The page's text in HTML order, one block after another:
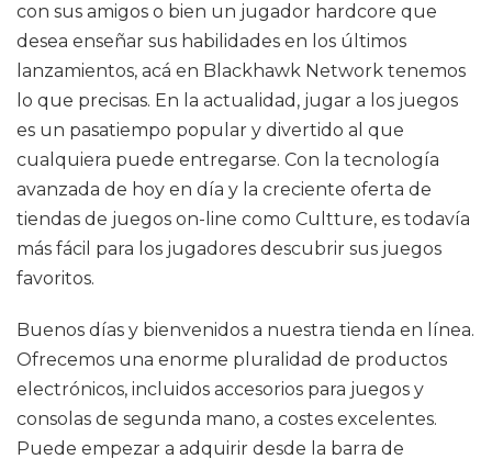
con sus amigos o bien un jugador hardcore que
desea enseñar sus habilidades en los últimos
lanzamientos, acá en Blackhawk Network tenemos
lo que precisas. En la actualidad, jugar a los juegos
es un pasatiempo popular y divertido al que
cualquiera puede entregarse. Con la tecnología
avanzada de hoy en día y la creciente oferta de
tiendas de juegos on-line como Cultture, es todavía
más fácil para los jugadores descubrir sus juegos
favoritos.
Buenos días y bienvenidos a nuestra tienda en línea.
Ofrecemos una enorme pluralidad de productos
electrónicos, incluidos accesorios para juegos y
consolas de segunda mano, a costes excelentes.
Puede empezar a adquirir desde la barra de